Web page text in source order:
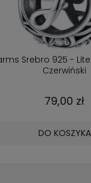
Srebro 925 -
Czerwiński
79,00 zł
DO KOSZYKA